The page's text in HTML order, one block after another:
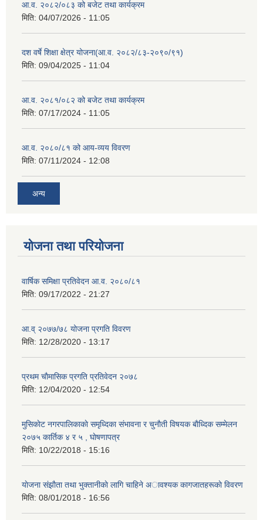
आ.व. २०८२/०८३ को बजेट तथा कार्यक्रम
मिति: 04/07/2026 - 11:05
दश वर्षे शिक्षा क्षेत्र योजना(आ.व. २०८२/८३-२०९०/९१)
मिति: 09/04/2025 - 11:04
आ.व. २०८१/०८२ को बजेट तथा कार्यक्रम
मिति: 07/17/2024 - 11:05
आ.व. २०८०/८१ को आय-व्यय विवरण
मिति: 07/11/2024 - 12:08
अन्य
योजना तथा परियोजना
वार्षिक समिक्षा प्रतिवेदन आ.व. २०८०/८१
मिति: 09/17/2022 - 21:27
आ.व् २०७७/७८ योजना प्रगति विवरण
मिति: 12/28/2020 - 13:17
प्रथम चाैमासिक प्रगति प्रतिवेदन २०७८
मिति: 12/04/2020 - 12:54
मुसिकाेट नगरपालिकाकाे समृध्दिका संभावना र चुनाैती विषयक बाैध्दिक सम्मेलन
२०७५ कार्तिक ४ र ५ , घाेषणापत्र
मिति: 10/22/2018 - 15:16
याेजना संझाैता तथा भुक्तानीकाे लागि चाहिने अावश्यक कागजातहरूकाे विवरण
मिति: 08/01/2018 - 16:56